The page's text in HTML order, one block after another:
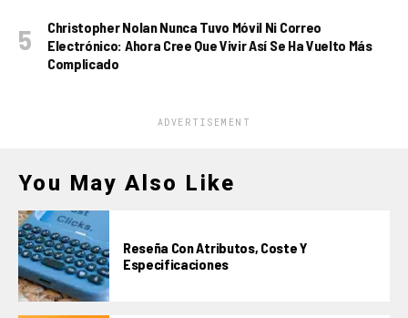
Christopher Nolan Nunca Tuvo Móvil Ni Correo
Electrónico: Ahora Cree Que Vivir Así Se Ha Vuelto Más
Complicado
ADVERTISEMENT
You May Also Like
Reseña Con Atributos, Coste Y
Especificaciones